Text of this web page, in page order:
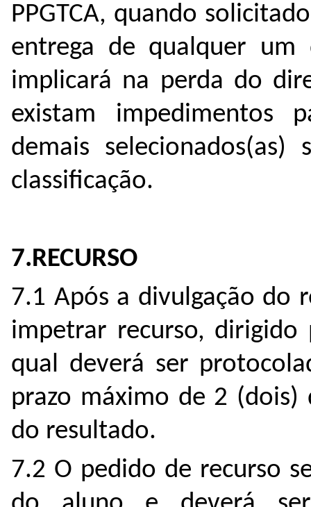
PPGTCA, quando
entrega de qualquer um
implicará na perda do
existam impedimentos
demais
classificação.
7.RECURSO
7.1 Após a divulgação do
impetrar recurso, dirigido
qual deverá ser
prazo máximo de 2
do resultado.
7.2 O pedido de recurso